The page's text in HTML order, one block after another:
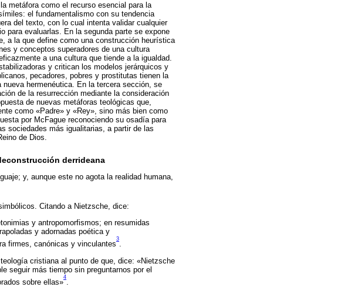
metáfora como el recurso esencial para la
el fundamentalismo con su tendencia
del texto, con lo cual intenta validar cualquier
para evaluarlas. En la segunda parte se expone
a la que define como una construcción heurística
y conceptos superadores de una cultura
a una cultura que tiende a la igualdad.
y critican los modelos jerárquicos y
pecadores, pobres y prostitutas tienen la
hermenéutica. En la tercera sección, se
de la resurrección mediante la consideración
de nuevas metáforas teológicas que,
como «Padre» y «Rey», sino más bien como
por McFague reconociendo su osadía para
sociedades más igualitarias, a partir de las
de Dios.
derrideana
y, aunque este no agota la realidad humana,
Citando a Nietzsche, dice:
y antropomorfismos; en resumidas
y adornadas poética y
firmes, canónicas y vinculantes
3
.
cristiana al punto de que, dice: «Nietzsche
seguir más tiempo sin preguntarnos por el
sobre ellas»
4